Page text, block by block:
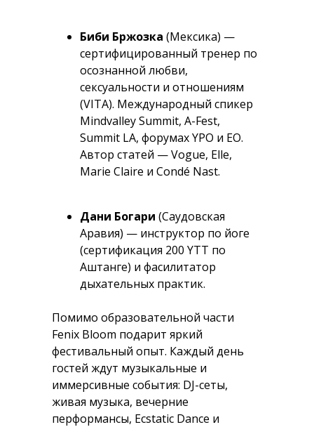
Биби Бржозка (Мексика) —
сертифицированный тренер по
осознанной любви,
сексуальности и отношениям
(VITA). Международный спикер
Mindvalley Summit, A-Fest,
Summit LA, форумах YPO и EO.
Автор статей — Vogue, Elle,
Marie Claire и Condé Nast.
Дани Богари (Саудовская
Аравия) — инструктор по йоге
(сертификация 200 YTT по
Аштанге) и фасилитатор
дыхательных практик.
Помимо образовательной части
Fenix Bloom подарит яркий
фестивальный опыт. Каждый день
гостей ждут музыкальные и
иммерсивные события: DJ-сеты,
живая музыка, вечерние
перформансы, Ecstatic Dance и